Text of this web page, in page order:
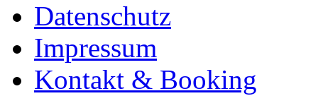
Datenschutz
Impressum
Kontakt & Booking